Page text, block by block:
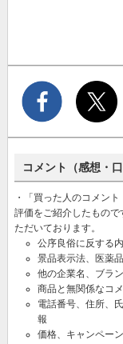
コメント（感想・
・「買った人のコメン
評価をご紹介したもの
ただいております。
公序良俗に反する
景品表示法、医薬
他の企業名、ブラ
商品と無関係なコ
電話番号、住所、
報
価格、キャンペー